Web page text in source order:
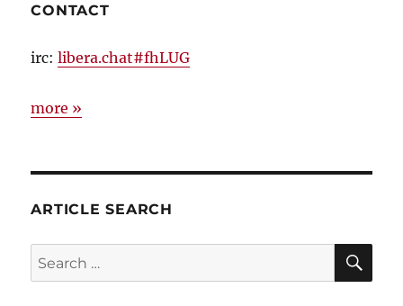
CONTACT
irc:libera.chat#fhLUG
more »
ARTICLE SEARCH
Search
for: